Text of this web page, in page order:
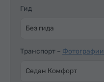
Гид
Без гида
Транспорт – Фотографии
Седан Комфорт